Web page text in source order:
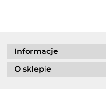
Informacje
O sklepie